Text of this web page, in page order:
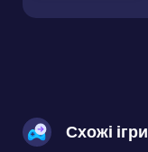
Схожі ігри